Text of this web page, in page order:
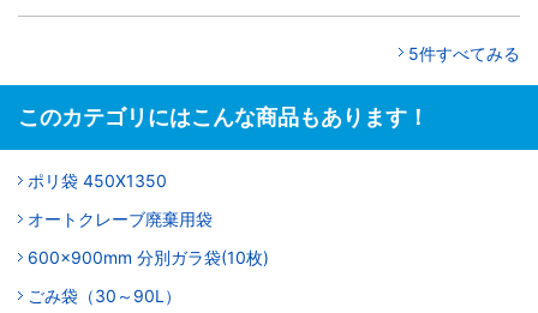
5件すべてみる
このカテゴリにはこんな商品もあります！
ポリ袋 450X1350
オートクレーブ廃棄用袋
600x900mm 分別ガラ袋(10枚)
ごみ袋（30～90L）